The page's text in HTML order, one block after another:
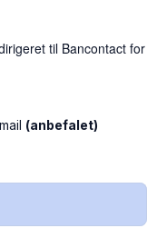
til Bancontact for
(anbefalet)